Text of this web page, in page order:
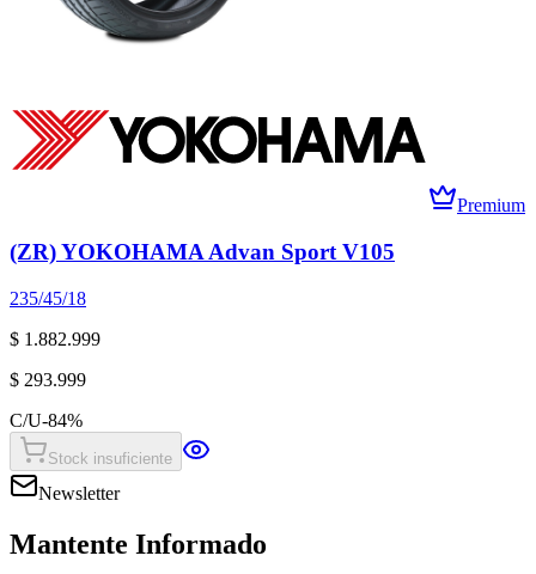
Premium
(ZR) YOKOHAMA Advan Sport V105
235/45/18
$ 1.882.999
$ 293.999
C/U-84%
Stock insuficiente
Newsletter
Mantente Informado